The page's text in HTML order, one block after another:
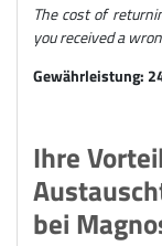
The cost of
you received a
Gewährleistung:
Ihre
bei